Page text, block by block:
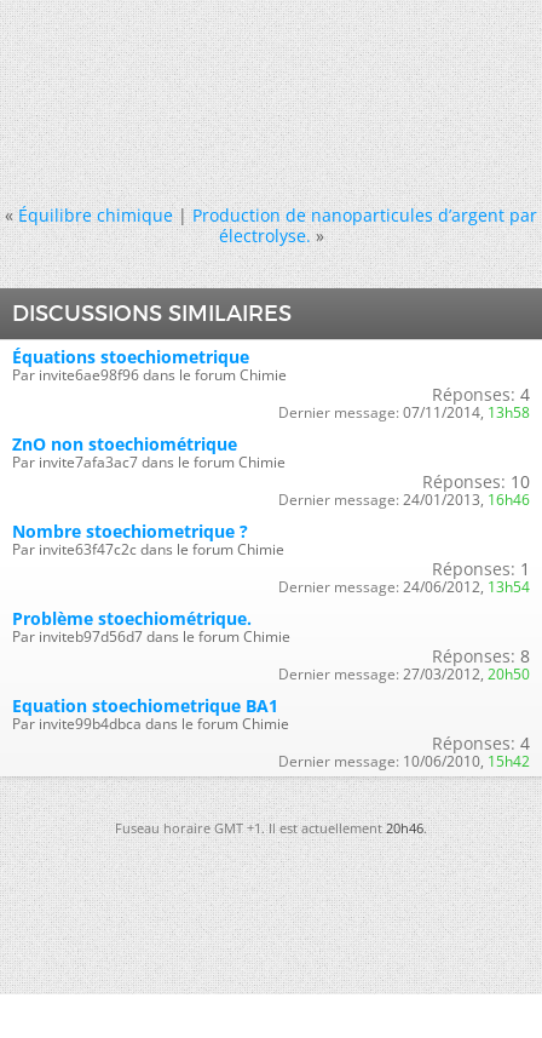
« Équilibre chimique|Production de nanoparticules d’argent par
électrolyse. »
DISCUSSIONS SIMILAIRES
Équations stoechiometrique
Par invite6ae98f96 dans le forum Chimie
Réponses: 4
Dernier message: 07/11/2014, 13h58
ZnO non stoechiométrique
Par invite7afa3ac7 dans le forum Chimie
Réponses: 10
Dernier message: 24/01/2013, 16h46
Nombre stoechiometrique ?
Par invite63f47c2c dans le forum Chimie
Réponses: 1
Dernier message: 24/06/2012, 13h54
Problème stoechiométrique.
Par inviteb97d56d7 dans le forum Chimie
Réponses: 8
Dernier message: 27/03/2012, 20h50
Equation stoechiometrique BA1
Par invite99b4dbca dans le forum Chimie
Réponses: 4
Dernier message: 10/06/2010, 15h42
Fuseau horaire GMT +1. Il est actuellement20h46.